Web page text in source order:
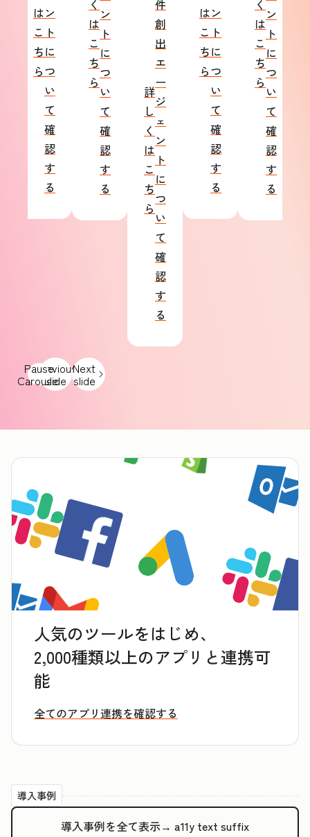
Previous
slide
Next
slide
は
こ
ち
ら
ン
ト
に
つ
い
て
確
認
す
る
く
は
こ
ち
ら
ン
ト
に
つ
い
て
確
認
す
る
詳
し
く
は
こ
ち
ら
件
創
出
エ
ー
ジ
ェ
ン
ト
に
つ
い
て
確
認
す
る
は
こ
ち
ら
ン
ト
に
つ
い
て
確
認
す
る
く
は
こ
ち
ら
ン
ト
に
つ
い
て
確
認
す
る
Pause
Carousel
人気のツールをはじめ、
2,000種類以上のアプリと連携可
能
全てのアプリ連携を確認する
導入事例
導入事例を全て表示→ a11y text suffix